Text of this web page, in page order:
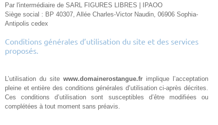
Par l'intermédiaire de SARL FIGURES LIBRES | IPAOO
Siège social : BP 40307, Allée Charles-Victor Naudin, 06906 Sophia-
Antipolis cedex
Conditions générales d’utilisation du site et des services
proposés.
L’utilisation du site www.domainerostangue.fr implique l’acceptation
pleine et entière des conditions générales d’utilisation ci-après décrites.
Ces conditions d’utilisation sont susceptibles d’être modifiées ou
complétées à tout moment sans préavis.